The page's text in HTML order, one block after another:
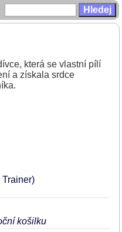
která se vlastní pílí
a získala srdce
Trainer)
košilku